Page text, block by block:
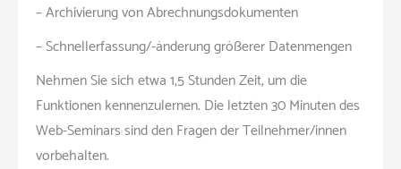
– Archivierung von Abrechnungsdokumenten
– Schnellerfassung/-änderung größerer Datenmengen
Nehmen Sie sich etwa 1,5 Stunden Zeit, um die
Funktionen kennenzulernen. Die letzten 30 Minuten des
Web-Seminars sind den Fragen der Teilnehmer/innen
vorbehalten.